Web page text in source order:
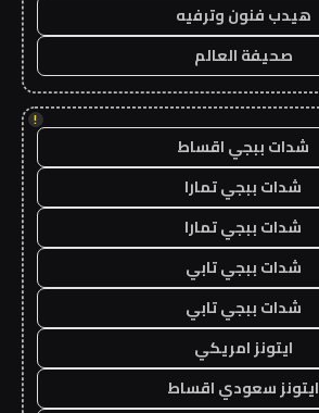
هيدب فنون وترفيه
صحيفة العالم
!
شدات ببجي اقساط
شدات ببجي تمارا
شدات ببجي تمارا
شدات ببجي تابي
شدات ببجي تابي
ايتونز امريكي
ايتونز سعودي اقساط